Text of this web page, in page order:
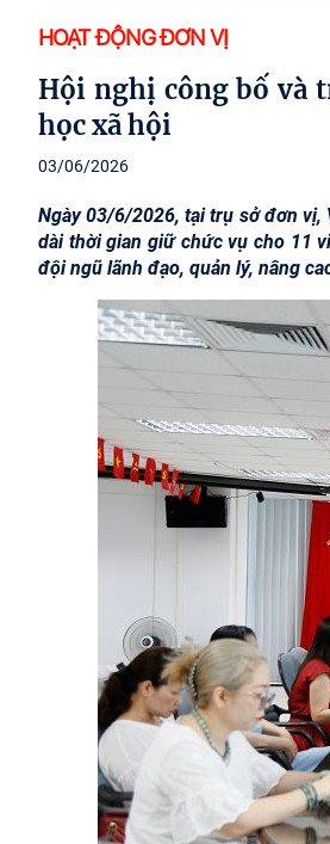
HOẠT ĐỘNG ĐƠN VỊ
Hội nghị công bố và trao quyết định về công tác cán bộ của Viện Thông tin Khoa
học xã hội
03/06/2026
Ngày 03/6/2026, tại trụ sở đơn vị,
dài thời gian giữ chức vụ cho 11
đội ngũ lãnh đạo, quản lý, nâng